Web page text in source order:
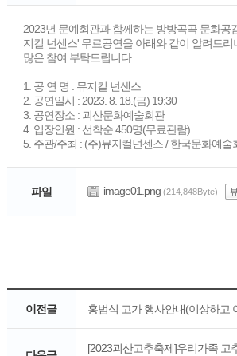
2023년 문예회관과 함께하는 방방곡곡 문화공
지컬 넌센스' 무료공연을 아래와 같이 알려드
많은 참여 부탁드립니다.
1. 공 연 명 : 뮤지컬 넌센스
2. 공연일시 : 2023. 8. 18.(금) 19:30
3. 공연장소 : 괴산문화예술회관
4. 입장인원 : 선착순 450명(무료관람)
5. 주관/주최 : (주)뮤지컬넌센스 / 한국문화예술
파일 image01.png (214,848Byte)
이전글 홍범식 고가 행사안내(이상하고
[2023괴산고추축제]우리가족 고